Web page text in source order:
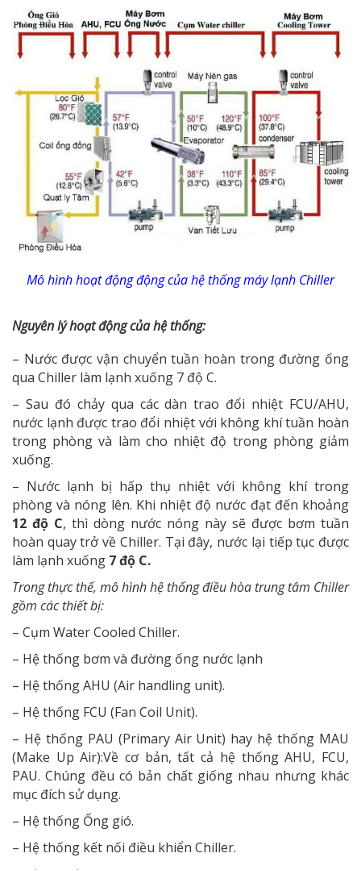
Mô hình hoạt động động của hệ thống máy lạnh Chiller
Nguyên lý hoạt động của hệ thống:
– Nước được vận chuyển tuần hoàn trong đường ống
qua Chiller làm lạnh xuống 7 độ C.
– Sau đó chảy qua các dàn trao đổi nhiệt FCU/AHU,
nước lạnh được trao đổi nhiệt với không khí tuần hoàn
trong phòng và làm cho nhiệt độ trong phòng giảm
xuống.
– Nước lạnh bị hấp thụ nhiệt với không khí trong
phòng và nóng lên. Khi nhiệt độ nước đạt đến khoảng
12 độ C, thì dòng nước nóng này sẽ được bơm tuần
hoàn quay trở về Chiller. Tại đây, nước lại tiếp tục được
làm lạnh xuống 7 độ C.
Trong thực thế, mô hình hệ thống điều hòa trung tâm Chiller
gồm các thiết bị:
– Cụm Water Cooled Chiller.
– Hệ thống bơm và đường ống nước lạnh
– Hệ thống AHU (Air handling unit).
– Hệ thống FCU (Fan Coil Unit).
– Hệ thống PAU (Primary Air Unit) hay hệ thống MAU
(Make Up Air):Về cơ bản, tất cả hệ thống AHU, FCU,
PAU. Chúng đều có bản chất giống nhau nhưng khác
mục đích sử dụng.
– Hệ thống Ống gió.
– Hệ thống kết nối điều khiển Chiller.